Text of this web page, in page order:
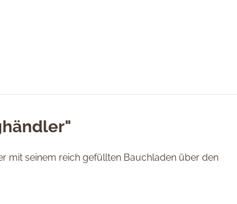
mit seinem reich gefüllten Bauchladen über den